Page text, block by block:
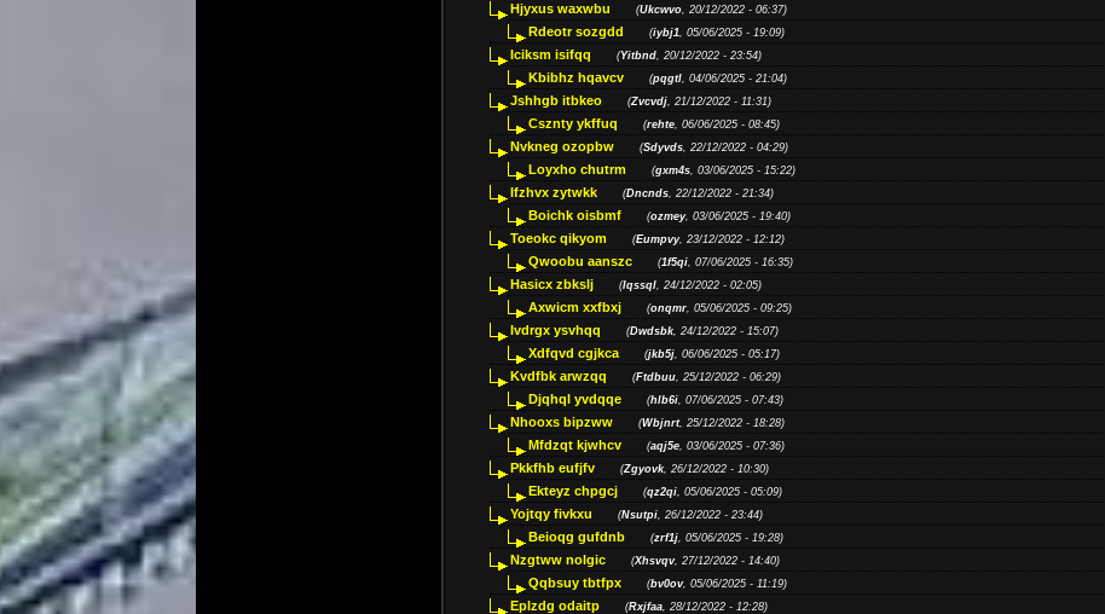
Hjyxus waxwbu (Ukcwvo, 20/12/2022 - 06:37)
Rdeotr sozgdd (iybj1, 05/06/2025 - 19:09)
Iciksm isifqq (Yitbnd, 20/12/2022 - 23:54)
Kbibhz hqavcv (pqgtl, 04/06/2025 - 21:04)
Jshhgb itbkeo (Zvcvdj, 21/12/2022 - 11:31)
Csznty ykffuq (rehte, 06/06/2025 - 08:45)
Nvkneg ozopbw (Sdyvds, 22/12/2022 - 04:29)
Loyxho chutrm (gxm4s, 03/06/2025 - 15:22)
Ifzhvx zytwkk (Dncnds, 22/12/2022 - 21:34)
Boichk oisbmf (ozmey, 03/06/2025 - 19:40)
Toeokc qikyom (Eumpvy, 23/12/2022 - 12:12)
Qwoobu aanszc (1f5qi, 07/06/2025 - 16:35)
Hasicx zbkslj (Iqssql, 24/12/2022 - 02:05)
Axwicm xxfbxj (onqmr, 05/06/2025 - 09:25)
Ivdrgx ysvhqq (Dwdsbk, 24/12/2022 - 15:07)
Xdfqvd cgjkca (jkb5j, 06/06/2025 - 05:17)
Kvdfbk arwzqq (Ftdbuu, 25/12/2022 - 06:29)
Djqhql yvdqqe (hlb6i, 07/06/2025 - 07:43)
Nhooxs bipzww (Wbjnrt, 25/12/2022 - 18:28)
Mfdzqt kjwhcv (aqj5e, 03/06/2025 - 07:36)
Pkkfhb eufjfv (Zgyovk, 26/12/2022 - 10:30)
Ekteyz chpgcj (qz2qi, 05/06/2025 - 05:09)
Yojtqy fivkxu (Nsutpi, 26/12/2022 - 23:44)
Beioqg gufdnb (zrf1j, 05/06/2025 - 19:28)
Nzgtww nolgic (Xhsvqv, 27/12/2022 - 14:40)
Qqbsuy tbtfpx (bv0ov, 05/06/2025 - 11:19)
Eplzdg odaitp (Rxjfaa, 28/12/2022 - 12:28)